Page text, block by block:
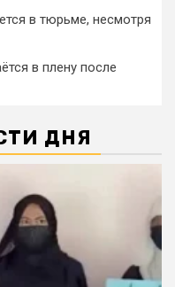
в тюрьме, несмотря
в плену после
ДНЯ